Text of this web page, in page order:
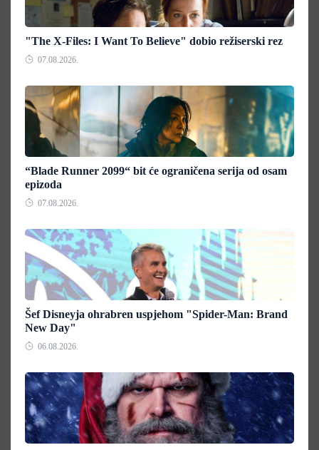
"The X-Files: I Want To Believe" dobio režiserski rez
07.08.2026.
“Blade Runner 2099“ bit će ograničena serija od osam
epizoda
07.08.2026.
Šef Disneyja ohrabren uspjehom "Spider-Man: Brand
New Day"
06.08.2026.